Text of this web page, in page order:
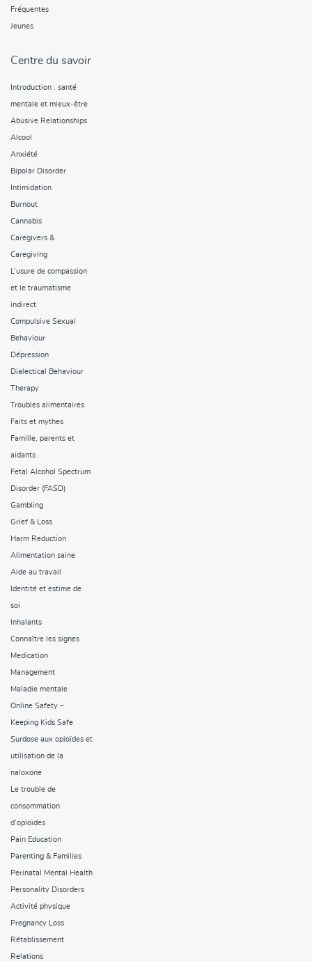
Fréquentes
Jeunes
Centre du savoir
Introduction : santé
mentale et mieux-être
Abusive Relationships
Alcool
Anxiété
Bipolar Disorder
Intimidation
Burnout
Cannabis
Caregivers &
Caregiving
L’usure de compassion
et le traumatisme
indirect
Compulsive Sexual
Behaviour
Dépression
Dialectical Behaviour
Therapy
Troubles alimentaires
Faits et mythes
Famille, parents et
aidants
Fetal Alcohol Spectrum
Disorder (FASD)
Gambling
Grief & Loss
Harm Reduction
Alimentation saine
Aide au travail
Identité et estime de
soi
Inhalants
Connaître les signes
Medication
Management
Maladie mentale
Online Safety –
Keeping Kids Safe
Surdose aux opioïdes et
utilisation de la
naloxone
Le trouble de
consommation
d’opioïdes
Pain Education
Parenting & Families
Perinatal Mental Health
Personality Disorders
Activité physique
Pregnancy Loss
Rétablissement
Relations